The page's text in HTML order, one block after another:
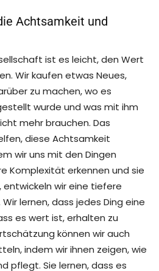
Achtsamkeit und
ist es leicht, den Wert
Wir kaufen etwas Neues,
zu machen, wo es
wurde und was mit ihm
mehr brauchen. Das
diese Achtsamkeit
wir uns mit den Dingen
Komplexität erkennen und sie
wir eine tiefere
lernen, dass jedes Ding eine
es wert ist, erhalten zu
können wir auch
indem wir ihnen zeigen, wie
pflegt. Sie lernen, dass es